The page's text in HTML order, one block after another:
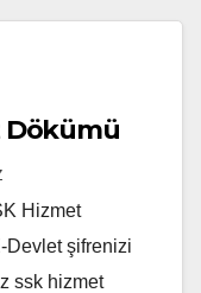
Dökümü
Hizmet
Devlet şifrenizi
ssk hizmet